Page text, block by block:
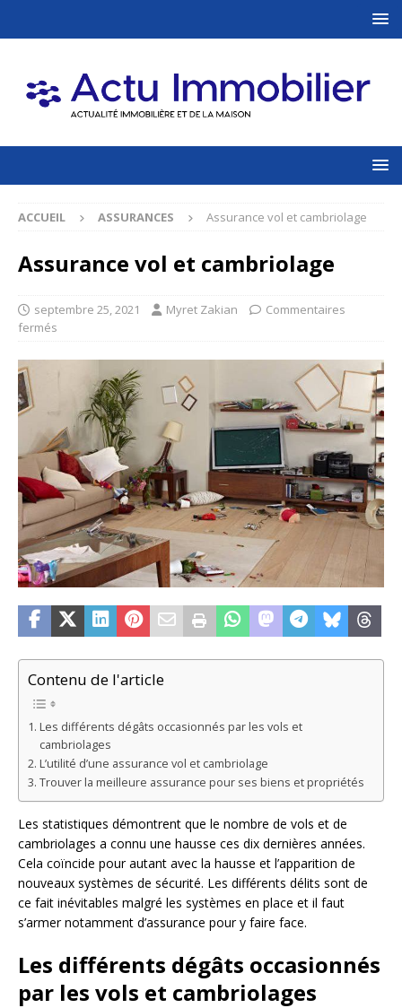
ACCUEIL ASSURANCES Assurance vol et cambriolage
Assurance vol et cambriolage
septembre 25, 2021 Myret Zakian
Commentaires
fermés
Contenu de l'article
Les différents dégâts occasionnés par les vols et
cambriolages
L’utilité d’une assurance vol et cambriolage
Trouver la meilleure assurance pour ses biens et propriétés
Les statistiques démontrent que le nombre de vols et de
cambriolages a connu une hausse ces dix dernières années.
Cela coïncide pour autant avec la hausse et l’apparition de
nouveaux systèmes de sécurité. Les différents délits sont de
ce fait inévitables malgré les systèmes en place et il faut
s’armer notamment d’assurance pour y faire face.
Les différents dégâts occasionnés
par les vols et cambriolages